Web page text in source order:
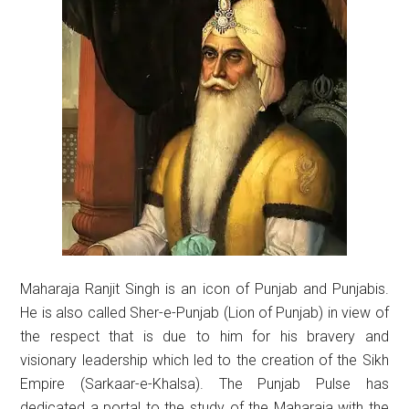
Maharaja Ranjit Singh is an icon of Punjab and Punjabis.
He is also called Sher-e-Punjab (Lion of Punjab) in view of
the respect that is due to him for his bravery and
visionary leadership which led to the creation of the Sikh
Empire (Sarkaar-e-Khalsa). The Punjab Pulse has